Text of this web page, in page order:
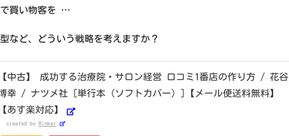
で買い物客を …
など、どういう戦略を考えますか？
【中古】 成功する治療院・サロン経営 口コミ1番店の作り方 / 花谷
幸 / ナツメ社 [単行本（ソフトカバー）]【メール便送料無料】
【あす楽対応】
created by Rinker